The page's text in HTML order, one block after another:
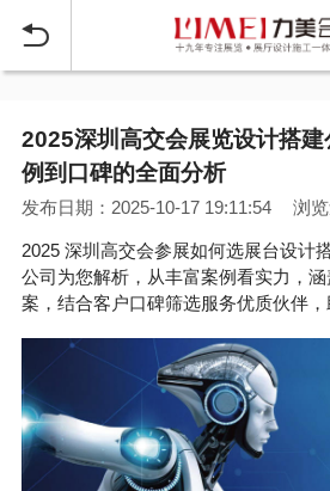

2025深圳高交会展览设计搭
例到口碑的全面分析
发布日期：2025-10-17 19:11:54 浏
2025 深圳高交会参展如何选展台设计
公司为您解析，从丰富案例看实力，
案，结合客户口碑筛选服务优质伙伴，